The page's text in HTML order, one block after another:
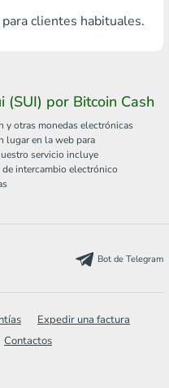
clientes habituales.
(SUI) por Bitcoin Cash
y otras monedas electrónicas
lugar en la web para
servicio incluye
intercambio electrónico
Bot de Telegram
Expedir una factura
Contactos